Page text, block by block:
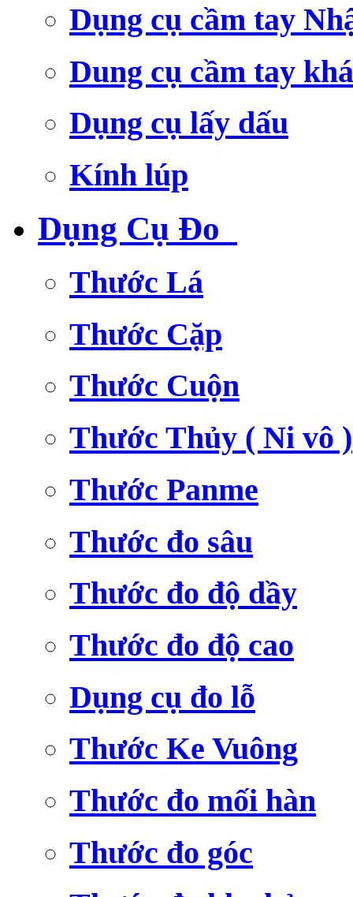
Dụng cụ cầm tay
Dung cụ cầm tay
Dụng cụ lấy dấu
Kính lúp
Dụng Cụ Đo
Thước Lá
Thước Cặp
Thước Cuộn
Thước Thủy ( Ni vô )
Thước Panme
Thước đo sâu
Thước đo độ dầy
Thước đo độ cao
Dụng cụ đo lỗ
Thước Ke Vuông
Thước đo mối hàn
Thước đo góc